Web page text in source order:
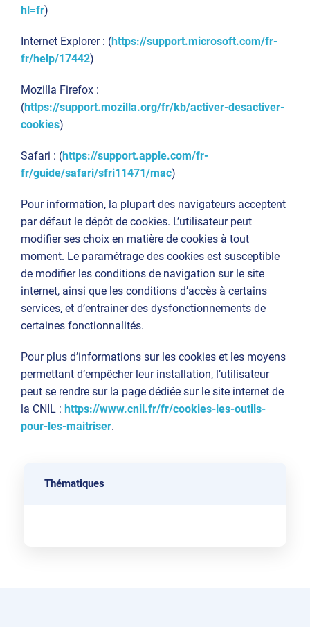
hl=fr)
Internet Explorer : (https://support.microsoft.com/fr-
fr/help/17442)
Mozilla Firefox :
(https://support.mozilla.org/fr/kb/activer-desactiver-
cookies)
Safari : (https://support.apple.com/fr-
fr/guide/safari/sfri11471/mac)
Pour information, la plupart des navigateurs acceptent
par défaut le dépôt de cookies. L’utilisateur peut
modifier ses choix en matière de cookies à tout
moment. Le paramétrage des cookies est susceptible
de modifier les conditions de navigation sur le site
internet, ainsi que les conditions d’accès à certains
services, et d’entrainer des dysfonctionnements de
certaines fonctionnalités.
Pour plus d’informations sur les cookies et les moyens
permettant d’empêcher leur installation, l’utilisateur
peut se rendre sur la page dédiée sur le site internet de
la CNIL : https://www.cnil.fr/fr/cookies-les-outils-
pour-les-maitriser.
Thématiques